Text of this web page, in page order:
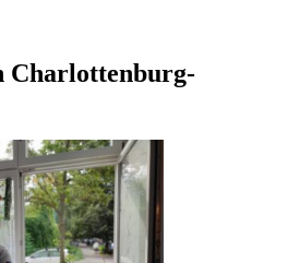
Charlottenburg-